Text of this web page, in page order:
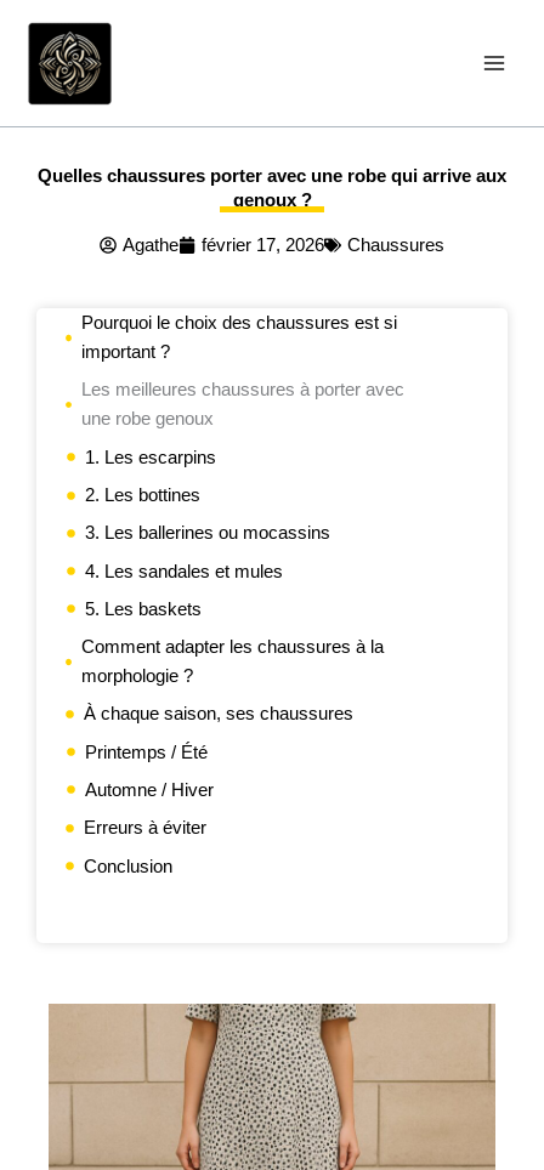
contenu
Quelles chaussures porter avec une robe qui arrive aux
genoux ?
Agathe février 17, 2026 Chaussures
Pourquoi le choix des chaussures est si
important ?
Les meilleures chaussures à porter avec
une robe genoux
1. Les escarpins
2. Les bottines
3. Les ballerines ou mocassins
4. Les sandales et mules
5. Les baskets
Comment adapter les chaussures à la
morphologie ?
À chaque saison, ses chaussures
Printemps / Été
Automne / Hiver
Erreurs à éviter
Conclusion